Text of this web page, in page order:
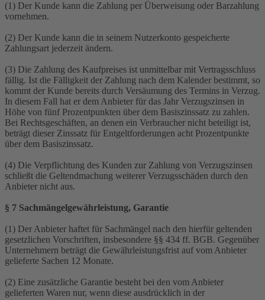
(1) Der Kunde kann die Zahlung per Überweisung oder Barzahlung
vornehmen.
(2) Der Kunde kann die in seinem Nutzerkonto gespeicherte
Zahlungsart jederzeit ändern.
(3) Die Zahlung des Kaufpreises ist unmittelbar mit Vertragsschluss
fällig. Ist die Fälligkeit der Zahlung nach dem Kalender bestimmt, so
kommt der Kunde bereits durch Versäumung des Termins in Verzug.
In diesem Fall hat er dem Anbieter für das Jahr Verzugszinsen in
Höhe von fünf Prozentpunkten über dem Basiszinssatz zu zahlen.
Bei Rechtsgeschäften, an denen ein Verbraucher nicht beteiligt ist,
beträgt dieser Zinssatz für Entgeltforderungen acht Prozentpunkte
über dem Basiszinssatz.
(4) Die Verpflichtung des Kunden zur Zahlung von Verzugszinsen
schließt die Geltendmachung weiterer Verzugsschäden durch den
Anbieter nicht aus.
§ 7 Sachmängelgewährleistung, Garantie
(1) Der Anbieter haftet für Sachmängel nach den hierfür geltenden
gesetzlichen Vorschriften, insbesondere §§ 434 ff. BGB. Gegenüber
Unternehmern beträgt die Gewährleistungsfrist auf vom Anbieter
gelieferte Sachen 12 Monate.
(2) Eine zusätzliche Garantie besteht bei den vom Anbieter
gelieferten Waren nur, wenn diese ausdrücklich in der